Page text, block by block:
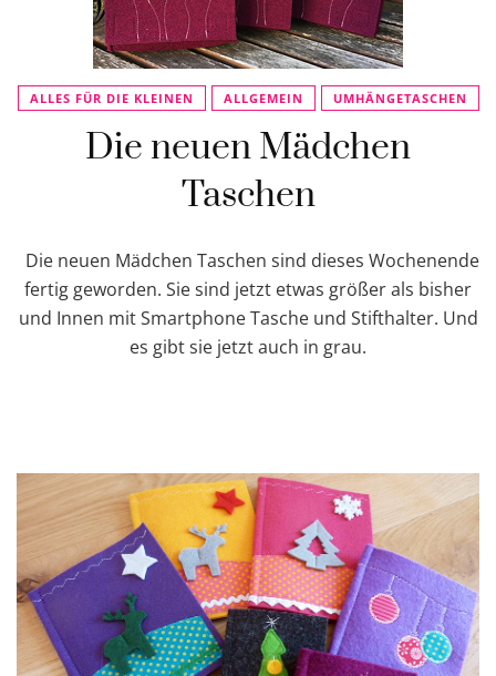
ALLES FÜR DIE KLEINEN ALLGEMEIN UMHÄNGETASCHEN
Die neuen Mädchen
Taschen
Die neuen Mädchen Taschen sind dieses Wochenende
fertig geworden. Sie sind jetzt etwas größer als bisher
und Innen mit Smartphone Tasche und Stifthalter. Und
es gibt sie jetzt auch in grau.